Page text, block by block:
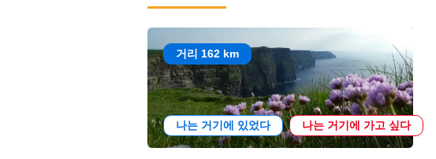
거리 162 km
나는 거기에 있었다 나는 거기에 가고 싶다